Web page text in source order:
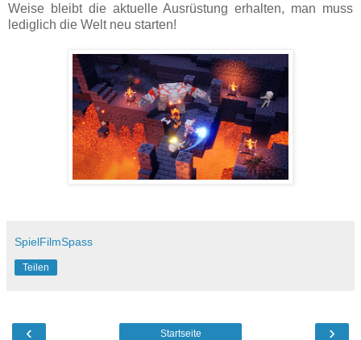
Weise bleibt die aktuelle Ausrüstung erhalten, man muss
lediglich die Welt neu starten!
SpielFilmSpass
Teilen
‹ ›
Startseite